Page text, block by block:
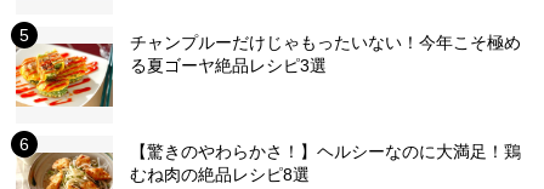
チャンプルーだけじゃもったいない！今年こそ極め
る夏ゴーヤ絶品レシピ3選
【驚きのやわらかさ！】ヘルシーなのに大満足！鶏
むね肉の絶品レシピ8選